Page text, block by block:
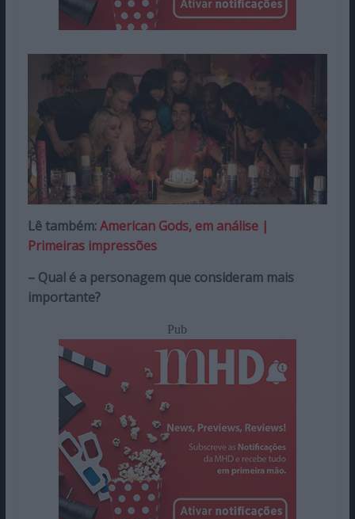
Lê também:American Gods, em análise |
Primeiras impressões
– Qual é a personagem que consideram mais
importante?
Pub